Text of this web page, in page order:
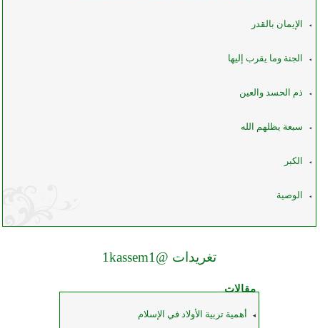
الإيمان بالقدر
الجنة وما يقرب إليها
ذم الحسد والعين
سبعة يظلهم الله
الكبر
الوصية
تغريدات @1kassem1
مقالات
أهمية تربية الأولاد في الإسلام